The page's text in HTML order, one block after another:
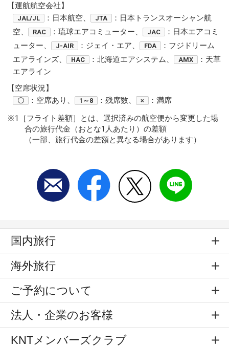
【運航航空会社】
JAL/JL ：日本航空、 JTA
：日本トランスオーシャン航
空、
RAC ：琉球エアコミューター、 JAC
：日本エアコミ
ューター、
J-AIR ：ジェイ・エア、 FDA
：フジドリーム
エアラインズ、
HAC ：北海道エアシステム、 AMX
：天草
エアライン
【空席状況】
〇 ：空席あり、 1～8 ：残席数、 ×
：満席
※1［フライト差額］とは、選択済みの航空便から変更した場
合の旅行代金（おとな1人あたり）の差額
（一部、旅行代金の差額と異なる場合があります）
国内旅行
海外旅行
ご予約について
法人・企業のお客様
KNTメンバーズクラブ